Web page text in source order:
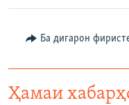
Ба дигарон
Ҳамаи